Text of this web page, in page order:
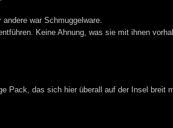
war Schmuggelware.
Keine Ahnung, was sie mit ihnen
Pack, das sich hier überall auf der Insel breit